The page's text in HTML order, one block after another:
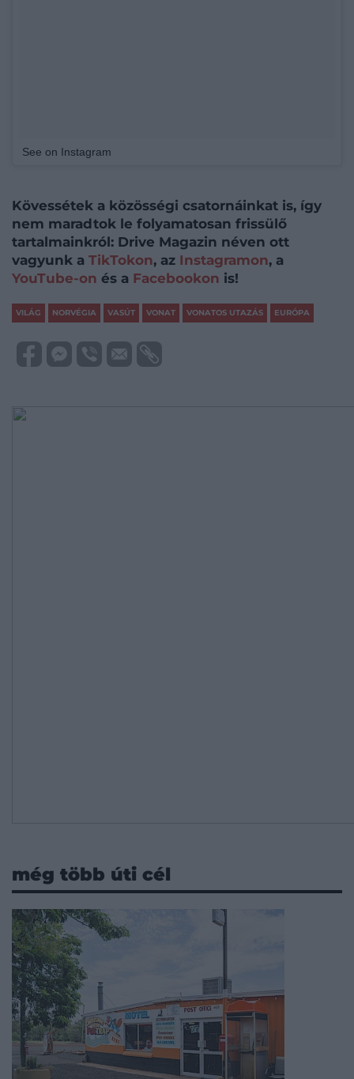
See on Instagram
Kövessétek a közösségi csatornáinkat is, így
nem maradtok le folyamatosan frissülő
tartalmainkról: Drive Magazin néven ott
vagyunk a TikTokon, az Instagramon, a
YouTube-on és a Facebookon is!
VILÁG NORVÉGIA VASÚT VONAT VONATOS UTAZÁS EURÓPA
még több úti cél